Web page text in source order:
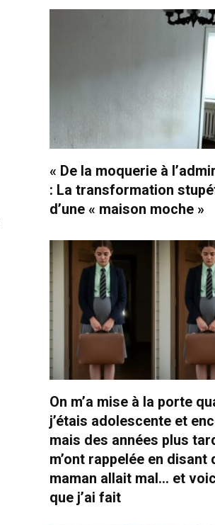
« De la moquerie à
: La transformation
d’une « maison moche »
On m’a mise à la porte
j’étais adolescente et
mais des années plus
m’ont rappelée en disant
maman allait mal… et
que j’ai fait